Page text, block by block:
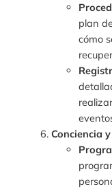
plan
cómo
Conciencia